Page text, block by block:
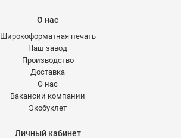
О нас
Широкоформатная печать
Наш завод
Производство
Доставка
О нас
Вакансии компании
Экобуклет
Личный кабинет